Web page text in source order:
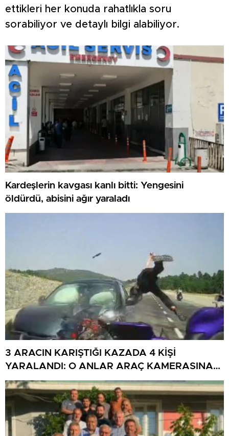
ettikleri her konuda rahatlıkla soru
sorabiliyor ve detaylı bilgi alabiliyor.
Kardeşlerin kavgası kanlı bitti: Yengesini
öldürdü, abisini ağır yaraladı
3 ARACIN KARIŞTIĞI KAZADA 4 KİŞİ
YARALANDI: O ANLAR ARAÇ KAMERASINA
YANSIDI